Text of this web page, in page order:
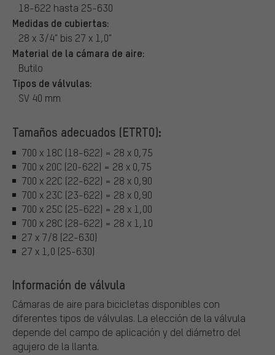
18-622 hasta 25-630
Medidas de cubiertas:
28 x 3/4" bis 27 x 1,0"
Material de la cámara de aire:
Butilo
Tipos de válvulas:
SV 40 mm
Tamaños adecuados (ETRTO):
700 x 18C (18-622) = 28 x 0,75
700 x 20C (20-622) = 28 x 0,75
700 x 22C (22-622) = 28 x 0,90
700 x 23C (23-622) = 28 x 0,90
700 x 25C (25-622) = 28 x 1,00
700 x 28C (28-622) = 28 x 1,10
27 x 7/8 (22-630)
27 x 1,0 (25-630)
Información de válvula
Cámaras de aire para bicicletas disponibles con
diferentes tipos de válvulas. La elección de la válvula
depende del campo de aplicación y del diámetro del
agujero de la llanta.